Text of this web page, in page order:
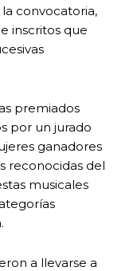
convocatoria,
inscritos que
premiados
por un jurado
ganadores
reconocidas del
musicales
a llevarse a